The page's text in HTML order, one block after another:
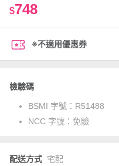
$748
※不適用優惠券
檢驗碼
BSMI 字號： R51488
NCC 字號： 免驗
配送方式 宅配